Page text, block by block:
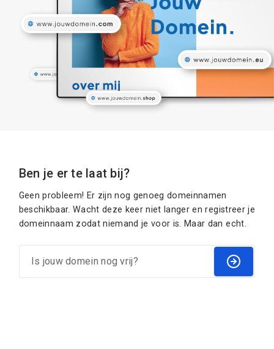
Ben je er te laat bij?
Geen probleem! Er zijn nog genoeg domeinnamen
beschikbaar. Wacht deze keer niet langer en registreer je
domeinnaam zodat niemand je voor is. Maar dan echt.